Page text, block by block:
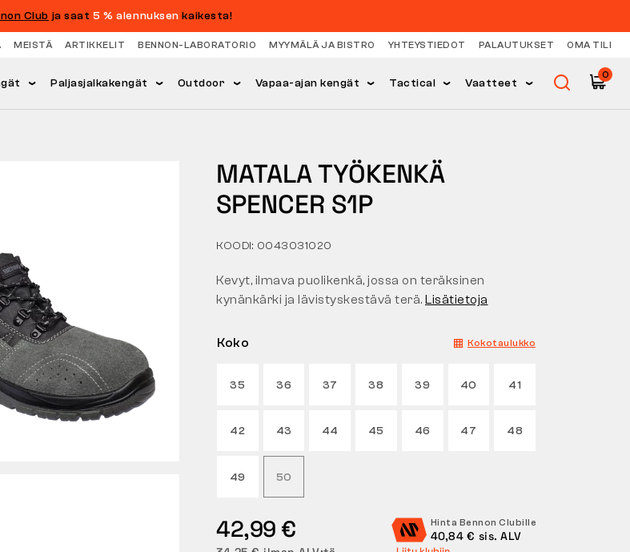
Club ja saat5 % alennuksen kaikesta!
MEISTÄ ARTIKKELIT BENNON-LABORATORIO MYYMÄLÄ JA BISTRO YHTEYSTIEDOT PALAUTUKSET OMA TILI
Paljasjalkakengät Outdoor Vapaa-ajan kengät Tactical Vaatteet
0
MATALA TYÖKENKÄ
SPENCER S1P
KOODI: 0043031020
Koko Kokotaulukko
35 36 37 38 39 40 41
42 43 44 45 46 47 48
49 50
42,99 € Hinta Bennon Clubille
40,84 € sis. ALV
Kevyt, ilmava puolikenkä, jossa on teräksinen
kynänkärki ja lävistyskestävä terä. Lisätietoja